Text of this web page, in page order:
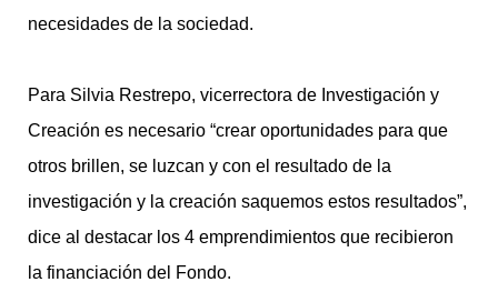
necesidades de la sociedad.
Para Silvia Restrepo, vicerrectora de Investigación y
Creación es necesario “crear oportunidades para que
otros brillen, se luzcan y con el resultado de la
investigación y la creación saquemos estos resultados”,
dice al destacar los 4 emprendimientos que recibieron
la financiación del Fondo.